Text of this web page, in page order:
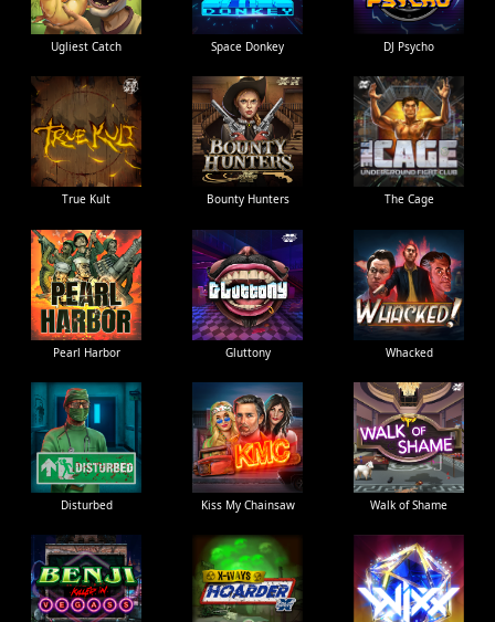
Ugliest Catch Space Donkey DJ Psycho
True Kult Bounty Hunters The Cage
Pearl Harbor Gluttony Whacked
Disturbed Kiss My Chainsaw Walk of Shame